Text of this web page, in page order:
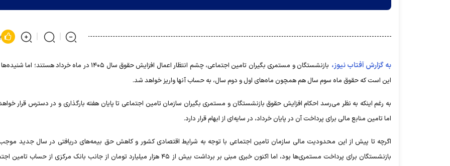
به گزارش آفتاب نیوز،
بازنشستگان و مستمری بگیران تامین اجتماعی، چشم انتظار اعمال افزایش حقوق سال ۱۴۰۵ در ماه خرداد
این است که حقوق ماه سوم سال هم همچون ماه‌های اول و دوم سال، به حساب آنها واریز خواهد شد.
به رغم اینکه به نظر می‌رسد احکام افزایش حقوق بازنشستگان و مستمری بگیران سازمان تامین اجتماعی تا پایان هفته بارگذاری و در دسترس قرار
اما تامین منابع مالی برای پرداخت آن در پایان خرداد، در سایه‌ای از ابهام قرار دارد.
اگرچه تا پیش از این محدودیت مالی سازمان تامین اجتماعی با توجه به شرایط اقتصادی کشور و کاهش حق بیمه‌های دریافتی در سال جدید موجب
بازنشستگان برای پرداخت مستمری‌ها بود، اما اکنون خبری مبنی بر برداشت بیش از ۴۵ هزار میلیارد تومان از جانب بانک مرکزی از حساب